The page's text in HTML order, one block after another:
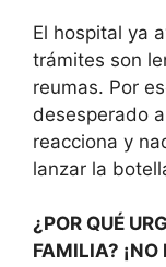
El hospital ya
trámites son
reumas. Por
desesperado
reacciona y
lanzar la
¿POR QUÉ
FAMILIA? ¡NO